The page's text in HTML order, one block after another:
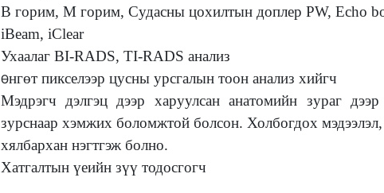
В горим, M горим, Судасны цохилтын доплер PW, Echo
iBeam, iClear
Ухаалаг BI-RADS, TI-RADS анализ
Өнгөт пикселээр цусны урсгалын тоон анализ хийгч
Мэдрэгч дэлгэц дээр харуулсан анатомийн зураг
зурснаар хэмжих боломжтой болсон. Холбогдох мэдээлэл,
хялбархан нэгтгэж болно.
Хатгалтын үеийн зүү тодосгогч